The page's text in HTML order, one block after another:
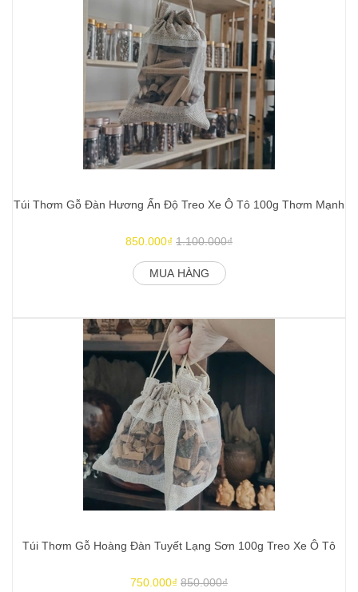
Túi Thơm Gỗ Đàn Hương Ấn Độ Treo Xe Ô Tô 100g Thơm Mạnh
850.000₫ 1.100.000₫
MUA HÀNG
Túi Thơm Gỗ Hoàng Đàn Tuyết Lạng Sơn 100g Treo Xe Ô Tô
750.000₫ 850.000₫